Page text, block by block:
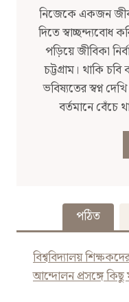
নিজেকে একজন
দিতে স্বাচ্ছন্দ্যবোধ
পড়িয়ে জীবিকা
চট্টগ্রাম। থাকি
ভবিষ্যতের স্বপ্ন
বর্তমানে বেঁচে
পঠিত
বিশ্ববিদ্যালয়
আন্দোলন প্রসঙ্গে কিছু